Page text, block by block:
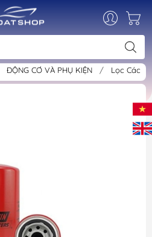
ĐỘNG CƠ VÀ PHỤ KIỆN / Lọc Các